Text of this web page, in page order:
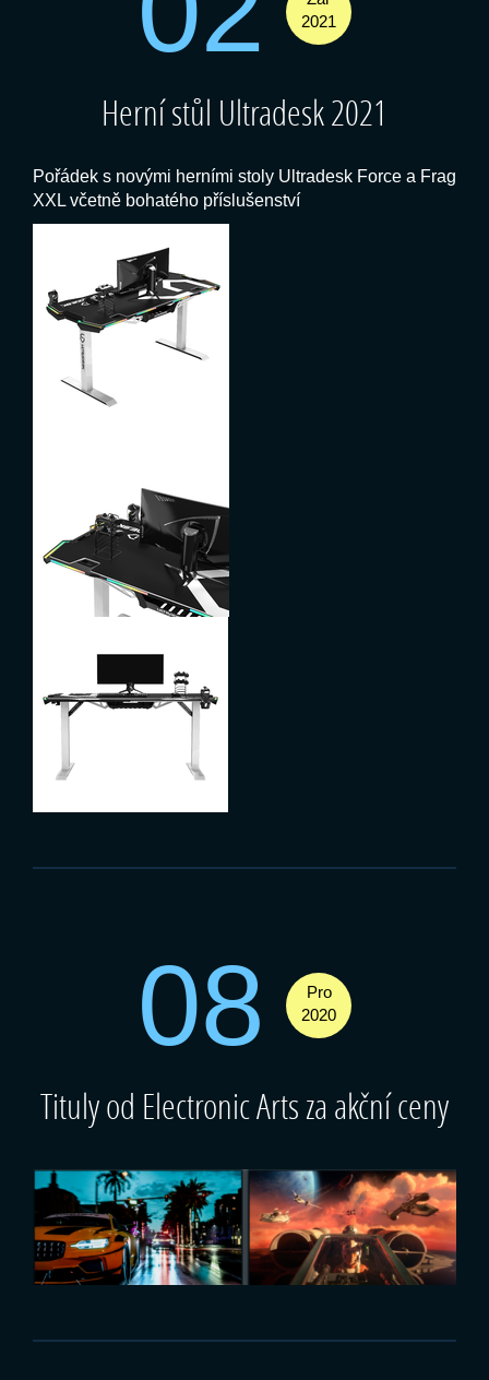
2021
Herní stůl Ultradesk 2021
Pořádek s novými herními stoly Ultradesk Force a Frag
XXL včetně bohatého příslušenství
08
Pro
2020
Tituly od Electronic Arts za akční ceny